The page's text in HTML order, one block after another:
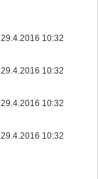
29.4.2016 10:32
29.4.2016 10:32
29.4.2016 10:32
29.4.2016 10:32